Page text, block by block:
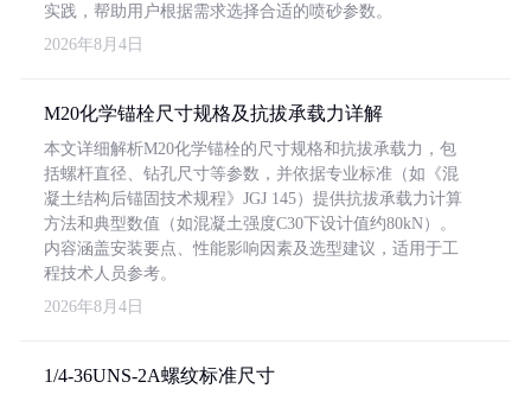
实践，帮助用户根据需求选择合适的喷砂参数。
2026年8月4日
M20化学锚栓尺寸规格及抗拔承载力详解
本文详细解析M20化学锚栓的尺寸规格和抗拔承载力，包
括螺杆直径、钻孔尺寸等参数，并依据专业标准（如《混
凝土结构后锚固技术规程》JGJ 145）提供抗拔承载力计算
方法和典型数值（如混凝土强度C30下设计值约80kN）。
内容涵盖安装要点、性能影响因素及选型建议，适用于工
程技术人员参考。
2026年8月4日
1/4-36UNS-2A螺纹标准尺寸